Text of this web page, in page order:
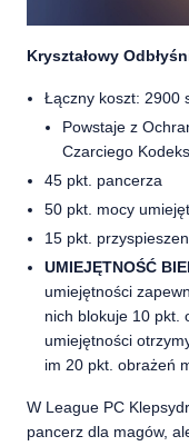
Kryształowy
Łączny koszt: 2900
Powstaje z
Czarciego
45 pkt. pancerza
50 pkt. mocy
15 pkt.
UMIEJĘTNOŚĆ
umiejętności
nich blokuje 10 pkt.
umiejętności
im 20 pkt. obrażeń
W League PC
pancerz dla magów,